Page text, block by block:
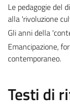
Le pedagogie del
alla 'rivoluzione
Gli anni della
Emancipazione,
contemporaneo.
Testi di